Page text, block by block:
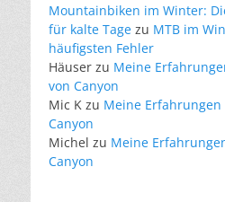
Mountainbiken im Winter:
für kalte Tage zu MTB im
häufigsten Fehler
Häuser zu Meine
von Canyon
Mic K zu Meine
Canyon
Michel zu Meine
Canyon